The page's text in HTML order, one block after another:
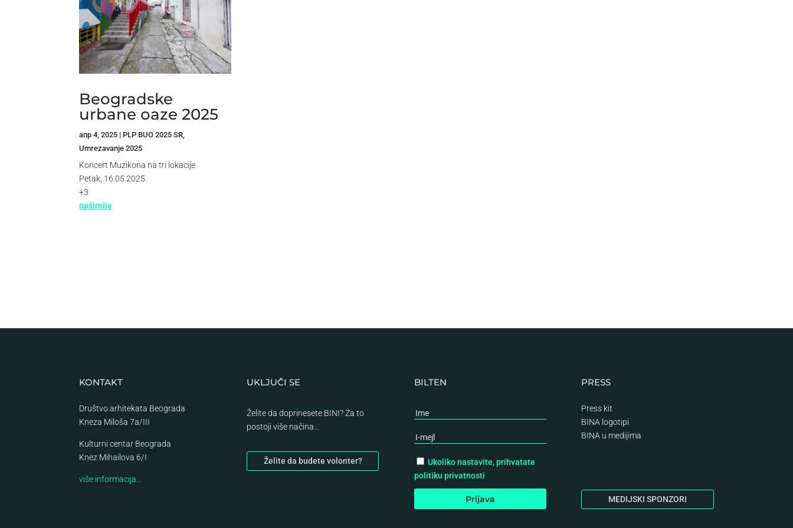
Beogradske
urbane oaze 2025
апр 4, 2025 | PLP BUO 2025 SR,
Umrezavanje 2025
Koncert Muzikona na tri lokacije
Petak, 16.05.2025.
+3
opširnije
KONTAKT
Društvo arhitekata Beograda
Kneza Miloša 7a/III
Kulturni centar Beograda
Knez Mihailova 6/I
više informacija…
UKLJUČI SE
Želite da doprinesete BINI? Za to
postoji više načina…
Želite da budete volonter?
BILTEN
Ukoliko nastavite, prihvatate
politiku privatnosti
PRESS
Press kit
BINA logotipi
BINA u medijima
MEDIJSKI SPONZORI